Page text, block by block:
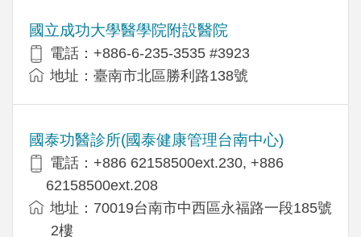
國立成功大學醫學院附設醫院
電話：+886-6-235-3535 #3923
地址：臺南市北區勝利路138號
國泰功醫診所(國泰健康管理台南中心)
電話：+886 62158500ext.230, +886
62158500ext.208
地址：70019台南市中西區永福路一段185號
2樓